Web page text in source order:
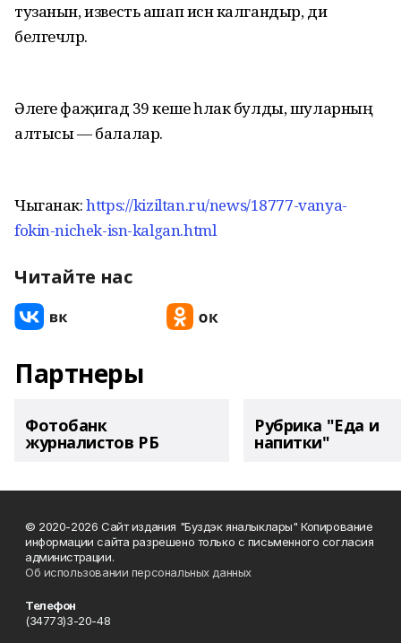
тузанын, известь ашап исән калгандыр, ди
белгечләр.
Әлеге фаҗигадә 39 кеше һәлак булды, шуларның
алтысы — балалар.
Чыганак:https://kiziltan.ru/news/18777-vanya-
fokin-nichek-isn-kalgan.html
Читайте нас
Партнеры
Фотобанк
журналистов РБ
Рубрика "Еда и
напитки"
© 2020-2026 Сайт издания "Буздэк яналыклары" Копирование
информации сайта разрешено только с письменного согласия
администрации.
Об использовании персональных данных
Телефон
(34773)3-20-48